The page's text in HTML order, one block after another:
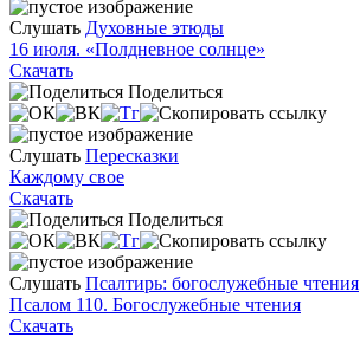
Слушать Духовные этюды
16 июля. «Полдневное солнце»
Скачать
Поделиться
Слушать Пересказки
Каждому свое
Скачать
Поделиться
Слушать Псалтирь: богослужебные чтения
Псалом 110. Богослужебные чтения
Скачать